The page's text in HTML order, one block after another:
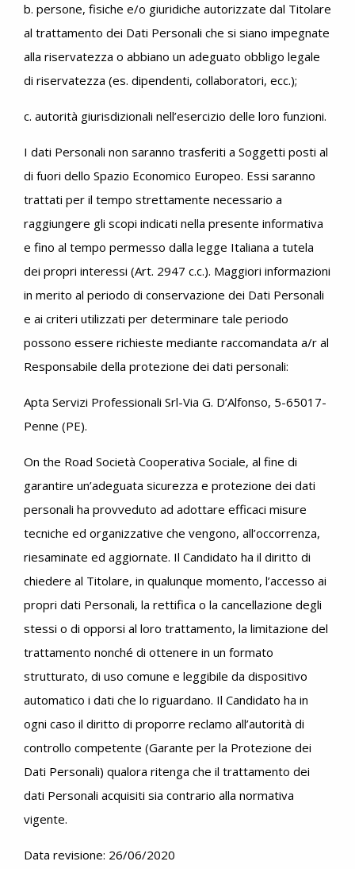
b. persone, fisiche e/o giuridiche autorizzate dal Titolare
al trattamento dei Dati Personali che si siano impegnate
alla riservatezza o abbiano un adeguato obbligo legale
di riservatezza (es. dipendenti, collaboratori, ecc.);
c. autorità giurisdizionali nell’esercizio delle loro funzioni.
I dati Personali non saranno trasferiti a Soggetti posti al
di fuori dello Spazio Economico Europeo. Essi saranno
trattati per il tempo strettamente necessario a
raggiungere gli scopi indicati nella presente informativa
e fino al tempo permesso dalla legge Italiana a tutela
dei propri interessi (Art. 2947 c.c.). Maggiori informazioni
in merito al periodo di conservazione dei Dati Personali
e ai criteri utilizzati per determinare tale periodo
possono essere richieste mediante raccomandata a/r al
Responsabile della protezione dei dati personali:
Apta Servizi Professionali Srl-Via G. D’Alfonso, 5-65017-
Penne (PE).
On the Road Società Cooperativa Sociale, al fine di
garantire un’adeguata sicurezza e protezione dei dati
personali ha provveduto ad adottare efficaci misure
tecniche ed organizzative che vengono, all’occorrenza,
riesaminate ed aggiornate. Il Candidato ha il diritto di
chiedere al Titolare, in qualunque momento, l’accesso ai
propri dati Personali, la rettifica o la cancellazione degli
stessi o di opporsi al loro trattamento, la limitazione del
trattamento nonché di ottenere in un formato
strutturato, di uso comune e leggibile da dispositivo
automatico i dati che lo riguardano. Il Candidato ha in
ogni caso il diritto di proporre reclamo all’autorità di
controllo competente (Garante per la Protezione dei
Dati Personali) qualora ritenga che il trattamento dei
dati Personali acquisiti sia contrario alla normativa
vigente.
Data revisione: 26/06/2020